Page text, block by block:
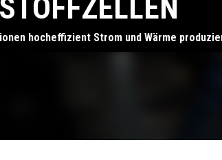
hocheffizient Strom und Wärme